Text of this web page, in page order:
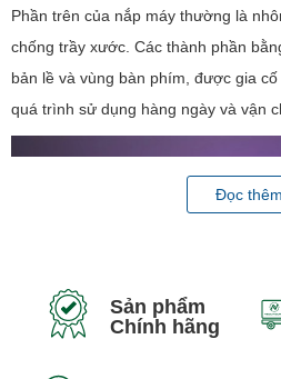
Phần trên của nắp máy thường là
chống trầy xước. Các thành phần
bản lề và vùng bàn phím, được gia
quá trình sử dụng hàng ngày và vận
Đọc thêm
Sản phẩm
Chính hãng